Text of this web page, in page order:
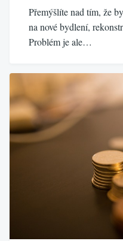
Přemýšlíte nad tím, že
na nové bydlení,
Problém je ale…